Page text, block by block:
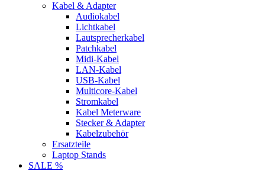
Kabel & Adapter
Audiokabel
Lichtkabel
Lautsprecherkabel
Patchkabel
Midi-Kabel
LAN-Kabel
USB-Kabel
Multicore-Kabel
Stromkabel
Kabel Meterware
Stecker & Adapter
Kabelzubehör
Ersatzteile
Laptop Stands
SALE %